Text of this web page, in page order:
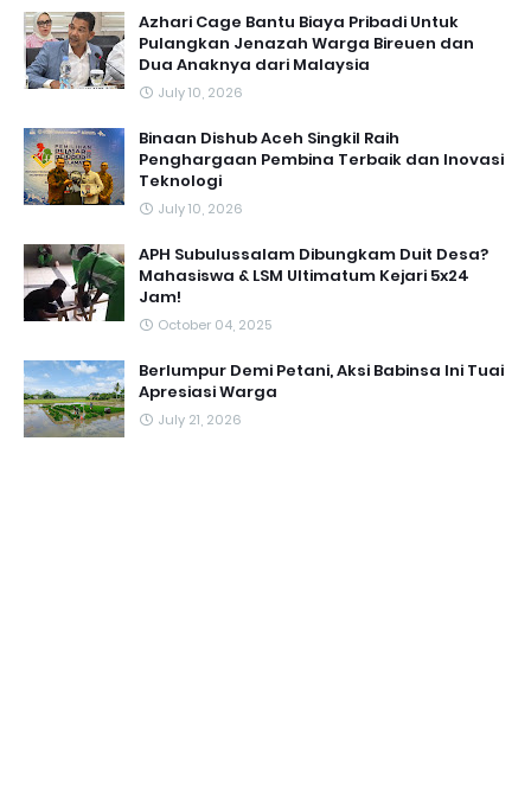
Azhari Cage Bantu Biaya Pribadi Untuk
Pulangkan Jenazah Warga Bireuen dan
Dua Anaknya dari Malaysia
July 10, 2026
Binaan Dishub Aceh Singkil Raih
Penghargaan Pembina Terbaik dan Inovasi
Teknologi
July 10, 2026
APH Subulussalam Dibungkam Duit Desa?
Mahasiswa & LSM Ultimatum Kejari 5x24
Jam!
October 04, 2025
Berlumpur Demi Petani, Aksi Babinsa Ini Tuai
Apresiasi Warga
July 21, 2026